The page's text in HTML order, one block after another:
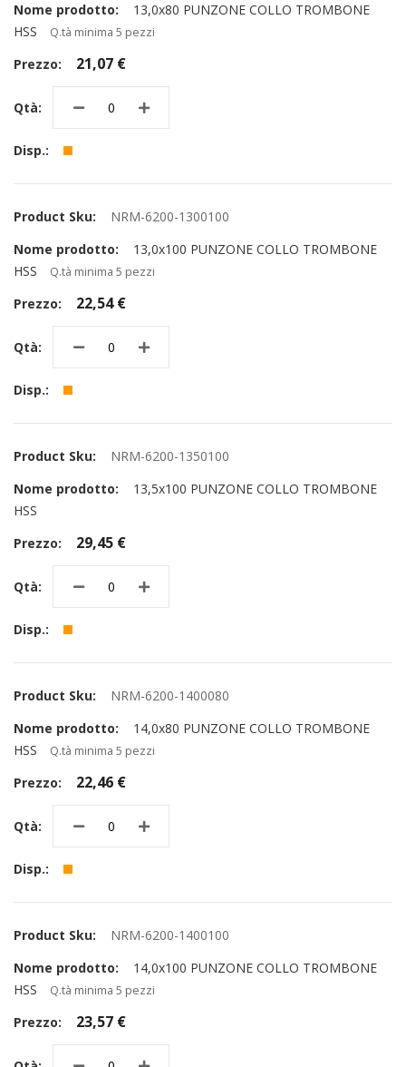
13,0x80 PUNZONE COLLO TROMBONE
HSS
Q.tà minima 5 pezzi
21,07 €
NRM-6200-1300100
13,0x100 PUNZONE COLLO TROMBONE
HSS
Q.tà minima 5 pezzi
22,54 €
NRM-6200-1350100
13,5x100 PUNZONE COLLO TROMBONE
HSS
29,45 €
NRM-6200-1400080
14,0x80 PUNZONE COLLO TROMBONE
HSS
Q.tà minima 5 pezzi
22,46 €
NRM-6200-1400100
14,0x100 PUNZONE COLLO TROMBONE
HSS
Q.tà minima 5 pezzi
23,57 €